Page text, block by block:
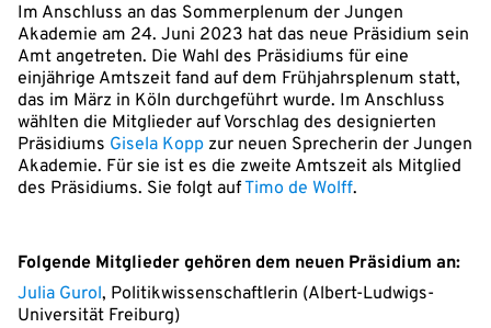
Im Anschluss an das Sommerplenum der Jungen
Akademie am 24. Juni 2023 hat das neue Präsidium sein
Amt angetreten. Die Wahl des Präsidiums für eine
einjährige Amtszeit fand auf dem Frühjahrsplenum statt,
das im März in Köln durchgeführt wurde. Im Anschluss
wählten die Mitglieder auf Vorschlag des designierten
Präsidiums Gisela Kopp zur neuen Sprecherin der Jungen
Akademie. Für sie ist es die zweite Amtszeit als Mitglied
des Präsidiums. Sie folgt aufTimo de Wolff.
Folgende Mitglieder gehören dem neuen Präsidium an:
Julia Gurol, Politikwissenschaftlerin (Albert-Ludwigs-
Universität Freiburg)